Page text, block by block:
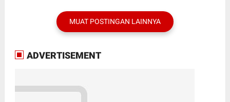
MUAT POSTINGAN LAINNYA
ADVERTISEMENT